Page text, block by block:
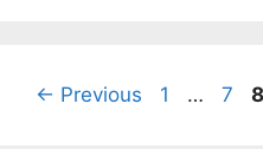
← Previous Page
1 … Page
7 8